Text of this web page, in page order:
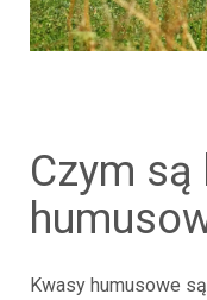
czym są kwasy
Kwasy humusowe